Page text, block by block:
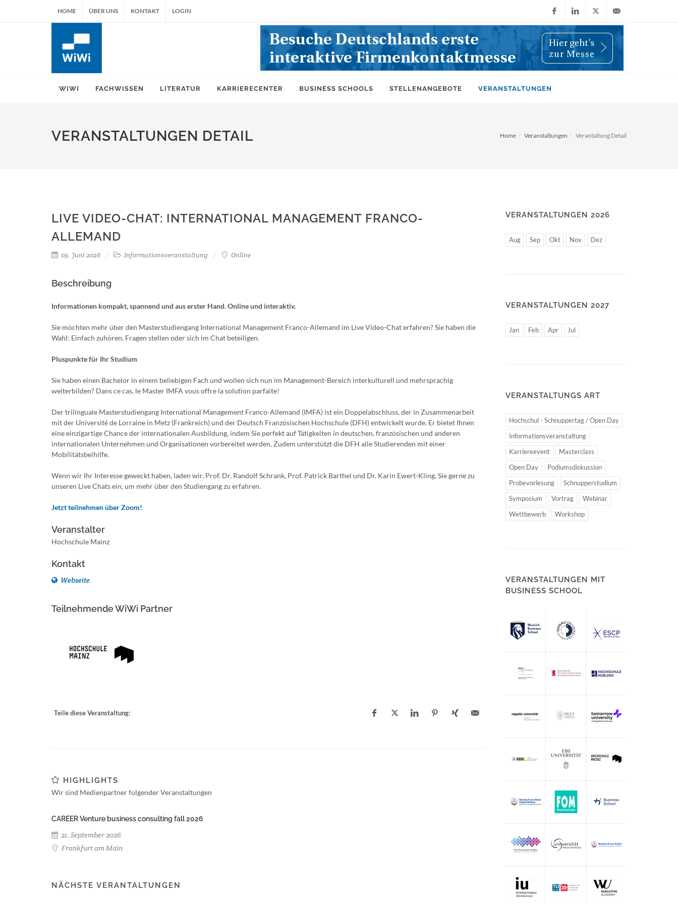
HOME ÜBER UNS KONTAKT LOGIN
FacebookLinkedIn
X
(Twitter)
info@wiwi-
WIWI FACHWISSEN LITERATUR KARRIERECENTER BUSINESS SCHOOLS STELLENANGEBOTE VERANSTALTUNGEN
VERANSTALTUNGEN DETAIL Home Veranstaltungen Verantaltung Detail
LIVE VIDEO-CHAT: INTERNATIONAL MANAGEMENT FRANCO-
ALLEMAND
09. Juni 2026 Informationsveranstaltung Online
Beschreibung
Informationen kompakt, spannend und aus erster Hand. Online und interaktiv.
Sie möchten mehr über den Masterstudiengang International Management Franco-Allemand im Live Video-Chat erfahren? Sie haben die
Wahl: Einfach zuhören, Fragen stellen oder sich im Chat beteiligen.
Pluspunkte für Ihr Studium
Sie haben einen Bachelor in einem beliebigen Fach und wollen sich nun im Management-Bereich interkulturell und mehrsprachig
weiterbilden? Dans ce cas, le Master IMFA vous offre la solution parfaite!
Der trilinguale Masterstudiengang International Management Franco-Allemand (IMFA) ist ein Doppelabschluss, der in Zusammenarbeit
mit der Université de Lorraine in Metz (Frankreich) und der Deutsch Französischen Hochschule (DFH) entwickelt wurde. Er bietet Ihnen
eine einzigartige Chance der internationalen Ausbildung, indem Sie perfekt auf Tätigkeiten in deutschen, französischen und anderen
internationalen Unternehmen und Organisationen vorbereitet werden. Zudem unterstützt die DFH alle Studierenden mit einer
Mobilitätsbeihilfe.
Wenn wir Ihr Interesse geweckt haben, laden wir, Prof. Dr. Randolf Schrank, Prof. Patrick Barthel und Dr. Karin Ewert-Kling, Sie gerne zu
unseren Live Chats ein, um mehr über den Studiengang zu erfahren.
Jetzt teilnehmen über Zoom!
Veranstalter
Hochschule Mainz
Kontakt
Webseite
Teilnehmende WiWi Partner
Teile diese Veranstaltung:
HIGHLIGHTS
Wir sind Medienpartner folgender Veranstaltungen
CAREER Venture business consulting fall 2026
21. September 2026
Frankfurt am Main
NÄCHSTE VERANTALTUNGEN
VERANSTALTUNGEN 2026
Aug Sep Okt Nov Dez
VERANSTALTUNGEN 2027
Jan Feb Apr Jul
VERANSTALTUNGS ART
Hochschul - Schnuppertag / Open Day
Informationsveranstaltung
Karriereevent
Masterclass
Open Day
Podiumsdiskussion
Probevorlesung
Schnupperstudium
Symposium
Vortrag
Webinar
Wettbewerb
Workshop
VERANSTALTUNGEN MIT
BUSINESS SCHOOL